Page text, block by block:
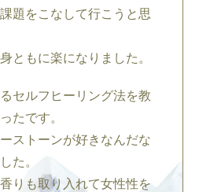
題をこなして行こうと思
ともに楽になりました。
セルフヒーリング法を教
たです。
ストーンが好きなんだな
た。
りも取り入れて女性性を